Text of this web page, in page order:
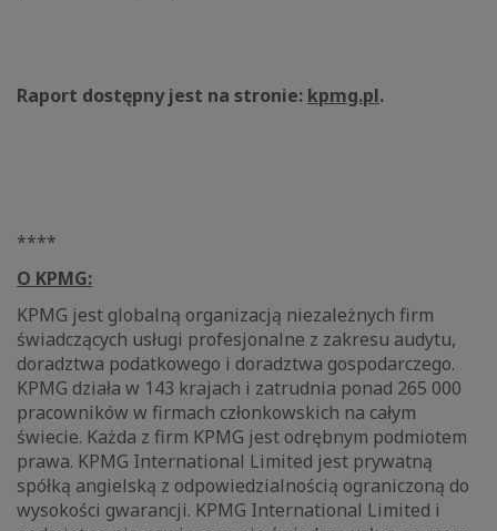
Raport dostępny jest na stronie: kpmg.pl.
****
O KPMG:
KPMG jest globalną organizacją niezależnych firm
świadczących usługi profesjonalne z zakresu audytu,
doradztwa podatkowego i doradztwa gospodarczego.
KPMG działa w 143 krajach i zatrudnia ponad 265 000
pracowników w firmach członkowskich na całym
świecie. Każda z firm KPMG jest odrębnym podmiotem
prawa. KPMG International Limited jest prywatną
spółką angielską z odpowiedzialnością ograniczoną do
wysokości gwarancji. KPMG International Limited i